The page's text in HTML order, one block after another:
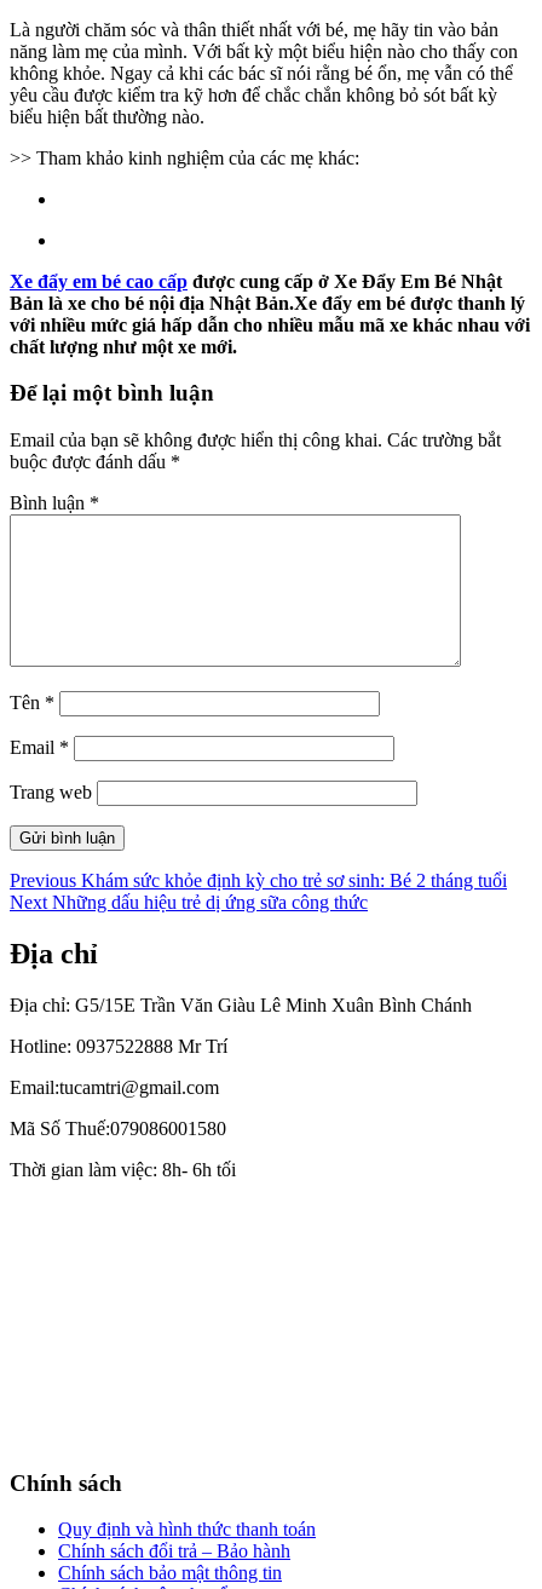
Là người chăm sóc và thân thiết nhất với bé, mẹ hãy tin vào bản
năng làm mẹ của mình. Với bất kỳ một biểu hiện nào cho thấy con
không khỏe. Ngay cả khi các bác sĩ nói rằng bé ổn, mẹ vẫn có thể
yêu cầu được kiểm tra kỹ hơn để chắc chắn không bỏ sót bất kỳ
biểu hiện bất thường nào.
>> Tham khảo kinh nghiệm của các mẹ khác:
Xe đẩy em bé cao cấp được cung cấp ở Xe Đẩy Em Bé Nhật
Bản là xe cho bé nội địa Nhật Bản.Xe đẩy em bé được thanh lý
với nhiều mức giá hấp dẫn cho nhiều mẫu mã xe khác nhau với
chất lượng như một xe mới.
Để lại một bình luận
Email của bạn sẽ không được hiển thị công khai. Các trường bắt
buộc được đánh dấu *
Bình luận *
Tên *
Email *
Trang web
Điều
hướng
bài
Previous Previous
post:
Khám sức khỏe định kỳ cho trẻ sơ sinh: Bé 2 tháng tuổi
Next Next
Những dấu hiệu trẻ dị ứng sữa công thức
Địa chỉ
Địa chỉ: G5/15E Trần Văn Giàu Lê Minh Xuân Bình Chánh
Hotline: 0937522888 Mr Trí
Email:tucamtri@gmail.com
Mã Số Thuế:079086001580
Thời gian làm việc: 8h- 6h tối
Chính sách
Quy định và hình thức thanh toán
Chính sách đổi trả – Bảo hành
Chính sách bảo mật thông tin